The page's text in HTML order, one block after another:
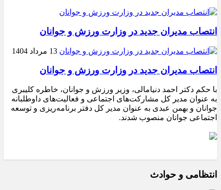
انتصاب مدیران جدید در وزارت ورزش و جوانان
13 مرداد 1404
انتصاب مدیران جدید در وزارت ورزش و جوانان
با حکم دکتر احمد دنیامالی، وزیر ورزش و جوانان، خاطره کلیبری
به عنوان مدیر کل مشارکت‌های اجتماعی و فعالیت‌های داوطلبانه
جوانان و بهمن عبدی به عنوان مدیر کل دفتر برنامه‌ریزی و توسعه
اجتماعی جوانان منصوب شدند.
انتظامی و حوادث